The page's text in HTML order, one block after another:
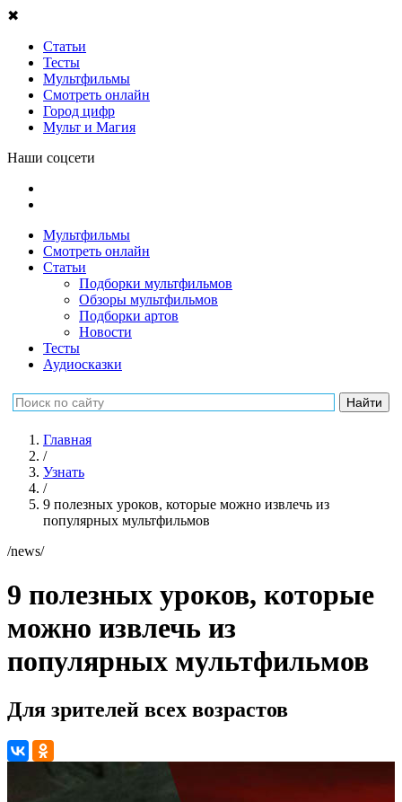
✖
Статьи
Тесты
Мультфильмы
Смотреть онлайн
Город цифр
Мульт и Магия
Наши соцсети
Мультфильмы
Смотреть онлайн
Статьи
Подборки мультфильмов
Обзоры мультфильмов
Подборки артов
Новости
Тесты
Аудиосказки
Главная
/
Узнать
/
9 полезных уроков, которые можно извлечь из
популярных мультфильмов
/news/
9 полезных уроков, которые
можно извлечь из
популярных мультфильмов
Для зрителей всех возрастов